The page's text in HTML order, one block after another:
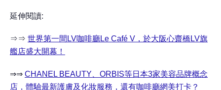
延伸閱讀:
⇒⇒ 世界第一間LV咖啡廳Le Café V，於大阪心齋橋LV旗
艦店盛大開幕！
⇒⇒ CHANEL BEAUTY、ORBIS等日本3家美容品牌概念
店，體驗最新護膚及化妝服務，還有咖啡廳網美打卡？